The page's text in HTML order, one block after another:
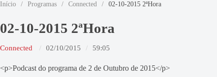
Início / Programas / Connected / 02-10-2015 2ªHora
02-10-2015 2ªHora
Connected 02/10/2015 59:05
<p>Podcast do programa de 2 de Outubro de 2015</p>